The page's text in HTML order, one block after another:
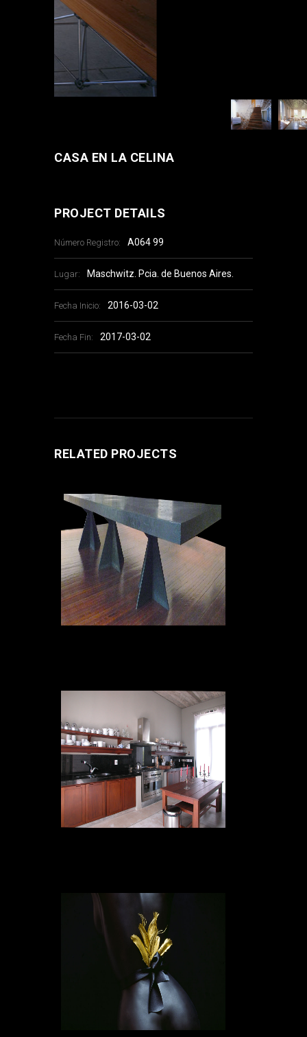
CASA EN LA CELINA
PROJECT DETAILS
Número Registro: A064 99
Lugar: Maschwitz. Pcia. de Buenos Aires.
Fecha Inicio: 2016-03-02
Fecha Fin: 2017-03-02
RELATED PROJECTS